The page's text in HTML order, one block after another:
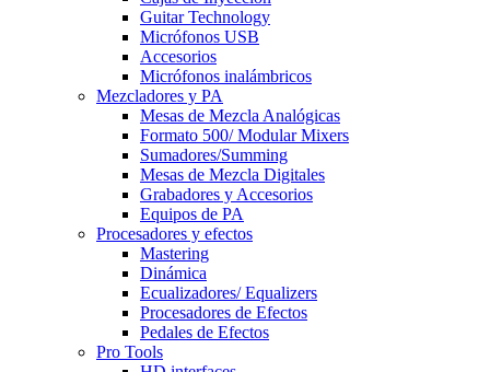
Guitar Technology
Micrófonos USB
Accesorios
Micrófonos inalámbricos
Mezcladores y PA
Mesas de Mezcla Analógicas
Formato 500/ Modular Mixers
Sumadores/Summing
Mesas de Mezcla Digitales
Grabadores y Accesorios
Equipos de PA
Procesadores y efectos
Mastering
Dinámica
Ecualizadores/ Equalizers
Procesadores de Efectos
Pedales de Efectos
Pro Tools